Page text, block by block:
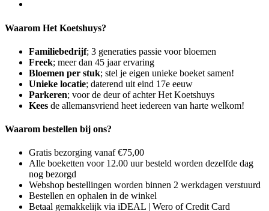
Waarom Het Koetshuys?
Familiebedrijf; 3 generaties passie voor bloemen
Freek; meer dan 45 jaar ervaring
Bloemen per stuk; stel je eigen unieke boeket samen!
Unieke locatie; daterend uit eind 17e eeuw
Parkeren; voor de deur of achter Het Koetshuys
Kees de allemansvriend heet iedereen van harte welkom!
Waarom bestellen bij ons?
Gratis bezorging vanaf €75,00
Alle boeketten voor 12.00 uur besteld worden dezelfde dag
nog bezorgd
Webshop bestellingen worden binnen 2 werkdagen verstuurd
Bestellen en ophalen in de winkel
Betaal gemakkelijk via iDEAL | Wero of Credit Card